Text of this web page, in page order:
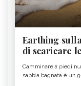
Earthing
di scaricare
Camminare a piedi
sabbia bagnata è un